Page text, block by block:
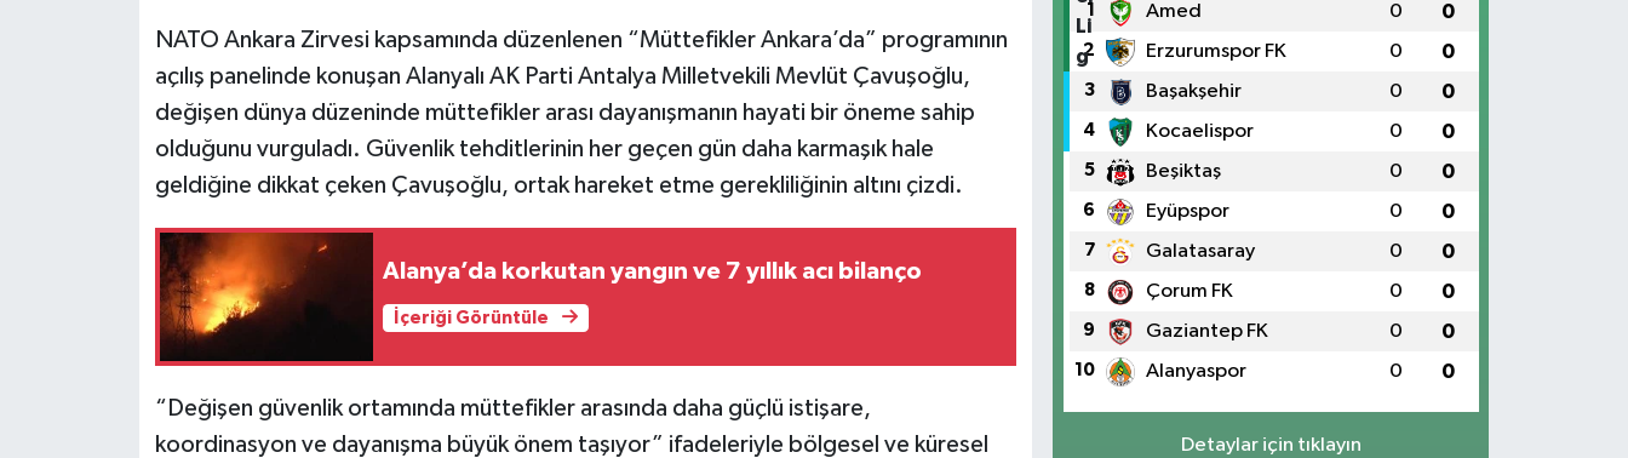
NATO Ankara Zirvesi kapsamında düzenlenen “Müttefikler Ankara’da” programının
açılış panelinde konuşan Alanyalı AK Parti Antalya Milletvekili Mevlüt Çavuşoğlu,
değişen dünya düzeninde müttefikler arası dayanışmanın hayati bir öneme sahip
olduğunu vurguladı. Güvenlik tehditlerinin her geçen gün daha karmaşık hale
geldiğine dikkat çeken Çavuşoğlu, ortak hareket etme gerekliliğinin altını çizdi.
Alanya’da korkutan yangın ve 7 yıllık acı bilanço
İçeriği Görüntüle
“Değişen güvenlik ortamında müttefikler arasında daha güçlü istişare,
koordinasyon ve dayanışma büyük önem taşıyor” ifadeleriyle bölgesel ve küresel
1 Amed 0 0
2 Erzurumspor FK 0 0
3 Başakşehir 0 0
4 Kocaelispor 0 0
5 Beşiktaş 0 0
6 Eyüpspor 0 0
7 Galatasaray 0 0
8 Çorum FK 0 0
9 Gaziantep FK 0 0
10 Alanyaspor 0 0
Detaylar için tıklayın